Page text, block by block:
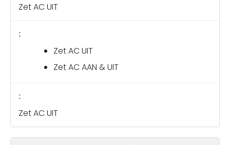
Zet AC UIT
Zet AC UIT
Zet AC AAN & UIT
Zet AC UIT